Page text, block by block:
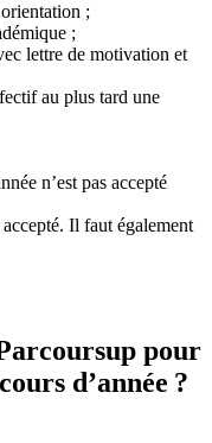
;
;
lettre de motivation et
au plus tard une
n’est pas accepté
Il faut également
pour
d’année ?